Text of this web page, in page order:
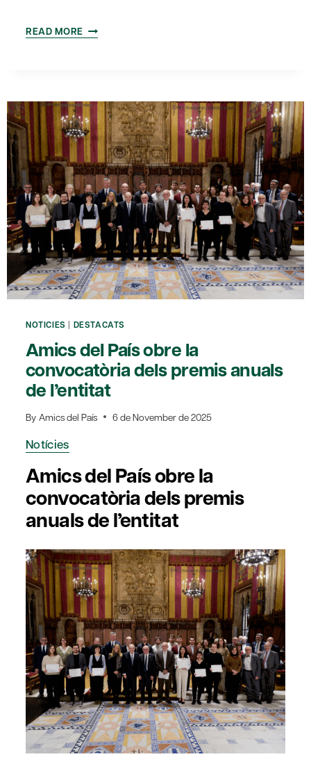
READ MORE AMICS
TRET
DE
SORTIDA
A
LA
XARXA
DE
BECARIS
D’AMICS
DEL
PAÍS
NOTICIES | DESTACATS
Amics del País obre la
convocatòria dels premis anuals
de l’entitat
By Amics del País 6 de November de 2025
Notícies
Amics del País obre la
convocatòria dels premis
anuals de l’entitat